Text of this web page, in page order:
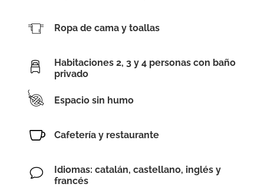
Ropa de cama y toallas
Habitaciones 2, 3 y 4 personas con baño
privado
Espacio sin humo
 Cafetería y restaurante
v
Idiomas: catalán, castellano, inglés y
francés